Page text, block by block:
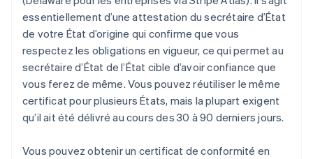
essentiellement d’une attestation du secrétaire d’État
de votre État d’origine qui confirme que vous
respectez les obligations en vigueur, ce qui permet au
secrétaire d’État de l’État cible d’avoir confiance que
vous ferez de même. Vous pouvez réutiliser le même
certificat pour plusieurs États, mais la plupart exigent
qu’il ait été délivré au cours des 30 à 90 derniers jours.
Vous pouvez obtenir un certificat de conformité en